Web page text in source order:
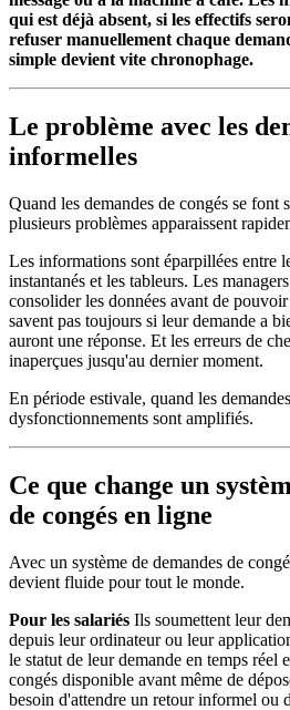
qui est déjà absent, si les effectifs
refuser manuellement chaque
simple devient vite chronophage.
Le problème avec les
informelles
Quand les demandes de congés se font
plusieurs problèmes apparaissent
Les informations sont éparpillées entre
instantanés et les tableurs. Les
consolider les données avant de
savent pas toujours si leur demande a
auront une réponse. Et les erreurs de
inaperçues jusqu'au dernier moment.
En période estivale, quand les
dysfonctionnements sont amplifiés.
Ce que change un
de congés en ligne
Avec un système de demandes de
devient fluide pour tout le monde.
Pour les salariés Ils soumettent leur
depuis leur ordinateur ou leur
le statut de leur demande en temps réel
congés disponible avant même de
besoin d'attendre un retour informel ou